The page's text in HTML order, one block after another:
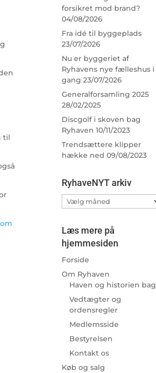
til
forsikret mod brand?
04/08/2026
Fra idé til byggeplads
23/07/2026
Nu er byggeriet af
Ryhavens nye fælleshus i
gang 23/07/2026
Generalforsamling 2025
28/02/2025
Discgolf i skoven bag
Ryhaven 10/11/2023
Trendsættere klipper
hække ned 09/08/2023
RyhaveNYT arkiv
RyhaveNYT
arkiv
Læs mere på
hjemmesiden
Forside
Om Ryhaven
Haven og historien bag
Vedtægter og
ordensregler
Medlemsside
Bestyrelsen
Kontakt os
Køb og salg